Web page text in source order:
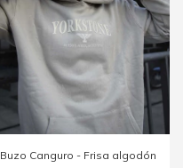
Buzo Canguro - Frisa algodón